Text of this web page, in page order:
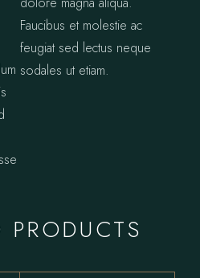
Faucibus et molestie ac
feugiat sed lectus neque
sodales ut etiam.
PRODUCTS